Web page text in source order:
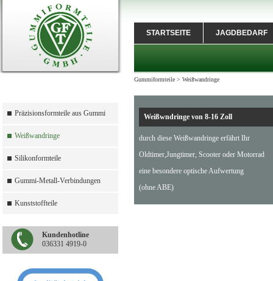
Präzisionsformteile aus Gummi
Weißwandringe
Silikonformteile
Gummi-Metall-Verbindungen
Kunststoffteile
Kundenhotline
036331 4919-0
STARTSEITE JAGDBEDARF
Gummiformteile > Weißwandringe
Weißwndringe von 8-16 Zoll
durch diese Weißwandringe erfährt Ihr
Oldtimer,Jungtimer, Scooter oder Motorrad
eine besondere optische Aufwertung
(ohne ABE)